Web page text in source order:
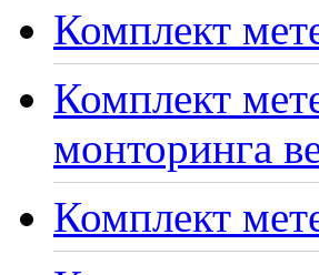
Комплект
Комплект
монторинга
Комплект